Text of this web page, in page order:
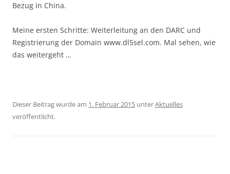
Bezug in China.
Meine ersten Schritte: Weiterleitung an den DARC und
Registrierung der Domain www.dl5sel.com. Mal sehen, wie
das weitergeht …
Dieser Beitrag wurde am 1. Februar 2015 unterAktuelles
veröffentlicht.